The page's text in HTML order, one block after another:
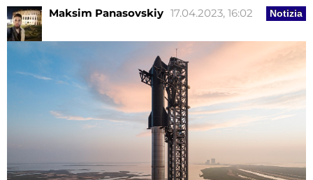
Notizia
Maksim Panasovskiy 17.04.2023, 16:02